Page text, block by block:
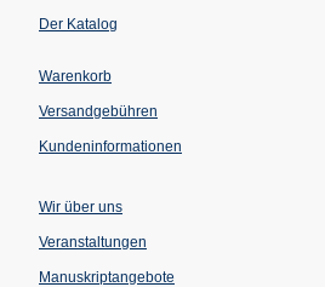
Der Katalog
Warenkorb
Versandgebühren
Kundeninformationen
Wir über uns
Veranstaltungen
einem
Manuskriptangebote